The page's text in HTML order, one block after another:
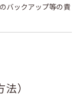
バックアップ等の責
）